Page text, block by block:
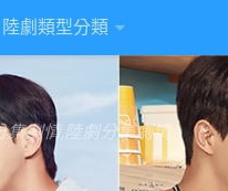
陸劇類型分類
集劇情,陸劇分集劇情